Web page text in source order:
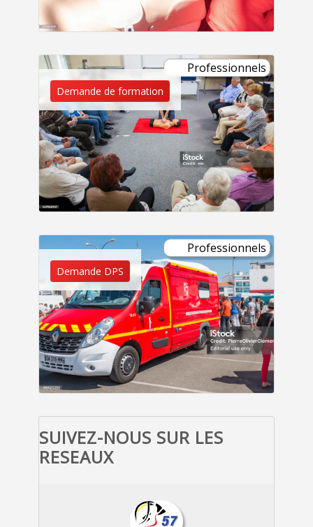
Professionnels
Demande de formation
Professionnels
Demande DPS
SUIVEZ-NOUS SUR LES
RESEAUX